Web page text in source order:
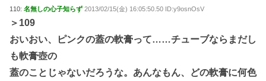
110: 名無しの心子知らず 2013/02/15(金) 16:05:50.50 ID:y9osnOsV
＞109
おいおい、ピンクの蓋の軟膏って……チューブならまだし
も軟膏壺の
蓋のことじゃないだろうな。あんなもん、どの軟膏に何色